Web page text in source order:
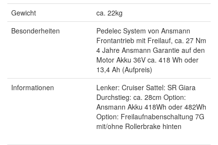
Gewicht
ca. 22kg
Besonderheiten
Pedelec System von Ansmann
Frontantrieb mit Freilauf, ca. 27 Nm
4 Jahre Ansmann Garantie auf den
Motor Akku 36V ca. 418 Wh oder
13,4 Ah (Aufpreis)
Informationen
Lenker: Cruiser Sattel: SR Giara
Durchstieg: ca. 28cm Option:
Ansmann Akku 418Wh oder 482Wh
Option: Freilaufnabenschaltung 7G
mit/ohne Rollerbrake hinten